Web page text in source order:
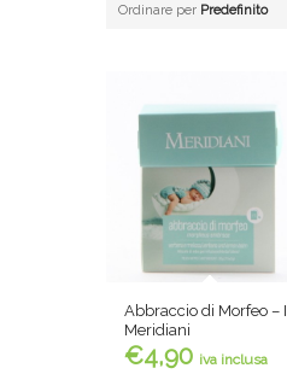
Ordinare per Predefinito
Abbraccio di Morfeo – I
Meridiani
€4,90 iva inclusa